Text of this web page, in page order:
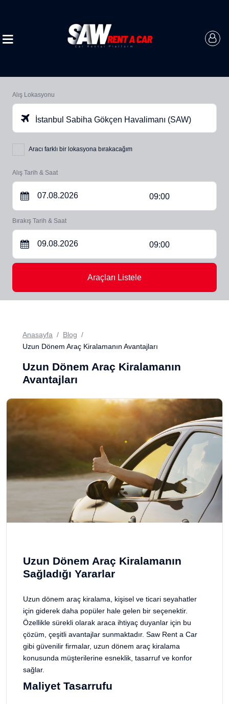
Alış Lokasyonu
İstanbul Sabiha Gökçen Havalimanı (SAW)
Aracı farklı bir lokasyona bırakacağım
Alış Tarih & Saat
09:00
Bırakış Tarih & Saat
09:00
Araçları Listele
Anasayfa
Blog
Uzun Dönem Araç Kiralamanın Avantajları
Uzun Dönem Araç Kiralamanın
Avantajları
Uzun Dönem Araç Kiralamanın
Sağladığı Yararlar
Uzun dönem araç kiralama, kişisel ve ticari seyahatler
için giderek daha popüler hale gelen bir seçenektir.
Özellikle sürekli olarak araca ihtiyaç duyanlar için bu
çözüm, çeşitli avantajlar sunmaktadır. Saw Rent a Car
gibi güvenilir firmalar, uzun dönem araç kiralama
konusunda müşterilerine esneklik, tasarruf ve konfor
sağlar.
Maliyet Tasarrufu